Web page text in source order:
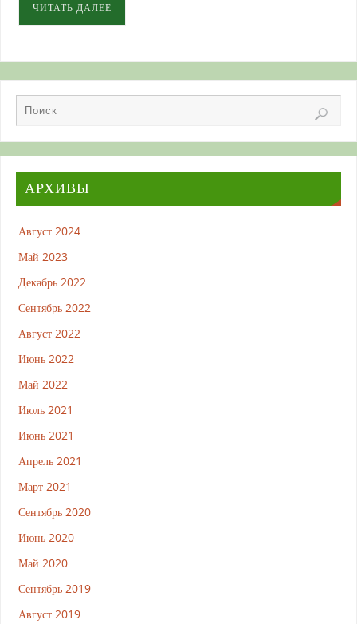
ЧИТАТЬ ДАЛЕЕ
АРХИВЫ
Август 2024
Май 2023
Декабрь 2022
Сентябрь 2022
Август 2022
Июнь 2022
Май 2022
Июль 2021
Июнь 2021
Апрель 2021
Март 2021
Сентябрь 2020
Июнь 2020
Май 2020
Сентябрь 2019
Август 2019